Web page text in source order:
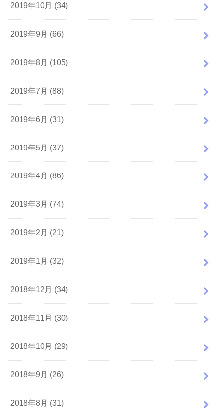
2019年10月 (34)
2019年9月 (66)
2019年8月 (105)
2019年7月 (88)
2019年6月 (31)
2019年5月 (37)
2019年4月 (86)
2019年3月 (74)
2019年2月 (21)
2019年1月 (32)
2018年12月 (34)
2018年11月 (30)
2018年10月 (29)
2018年9月 (26)
2018年8月 (31)